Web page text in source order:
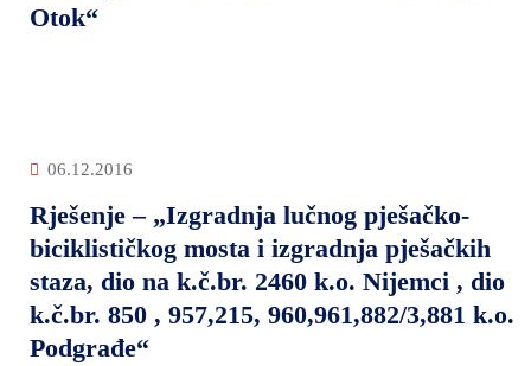
Otok“
06.12.2016
Rješenje – „Izgradnja lučnog pješačko-
biciklističkog mosta i izgradnja pješačkih
staza, dio na k.č.br. 2460 k.o. Nijemci , dio
k.č.br. 850 , 957,215, 960,961,882/3,881 k.o.
Podgrađe“